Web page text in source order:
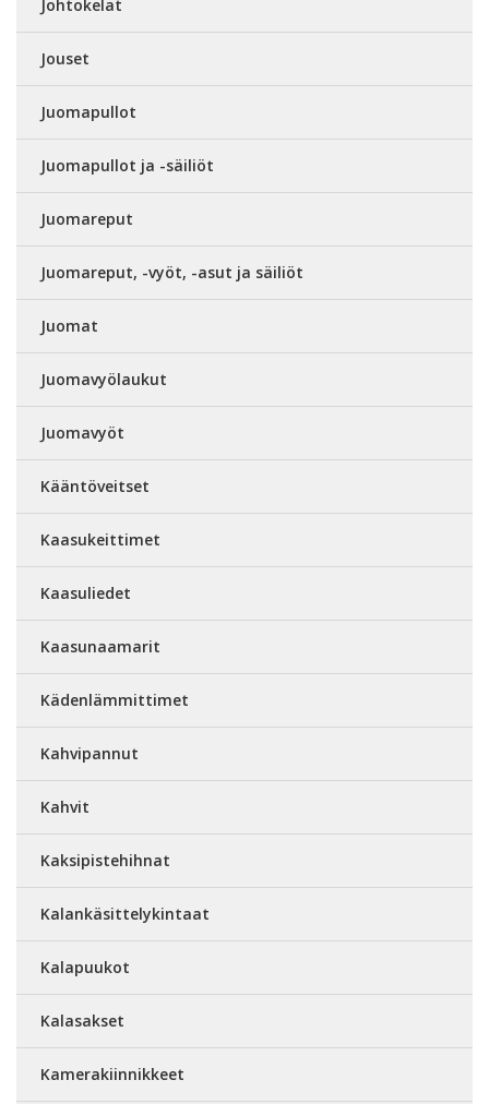
Johtokelat
Jouset
Juomapullot
Juomapullot ja -säiliöt
Juomareput
Juomareput, -vyöt, -asut ja säiliöt
Juomat
Juomavyölaukut
Juomavyöt
Kääntöveitset
Kaasukeittimet
Kaasuliedet
Kaasunaamarit
Kädenlämmittimet
Kahvipannut
Kahvit
Kaksipistehihnat
Kalankäsittelykintaat
Kalapuukot
Kalasakset
Kamerakiinnikkeet